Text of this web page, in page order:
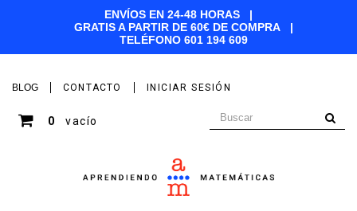
ENVÍOS EN 24-48 HORAS |
GRATIS A PARTIR DE 60€ DE COMPRA |
TELÉFONO 601 194 609
BLOG CONTACTO INICIAR SESIÓN
0 vacío